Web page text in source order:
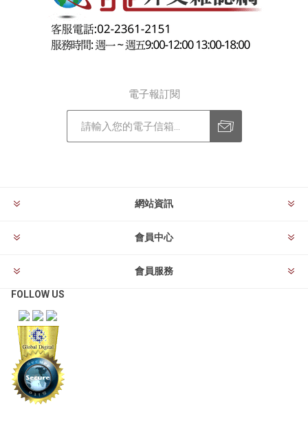
電子報訂閱
網站資訊
會員中心
會員服務
FOLLOW US